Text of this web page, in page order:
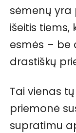
sėmenų
išeitis tiems,
esmės – be
drastiškų
Tai vienas
priemonė
supratimu